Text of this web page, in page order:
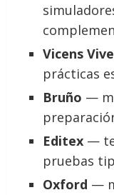
Vicens
prácticas
Bruño —
Editex —
pruebas
Oxford —